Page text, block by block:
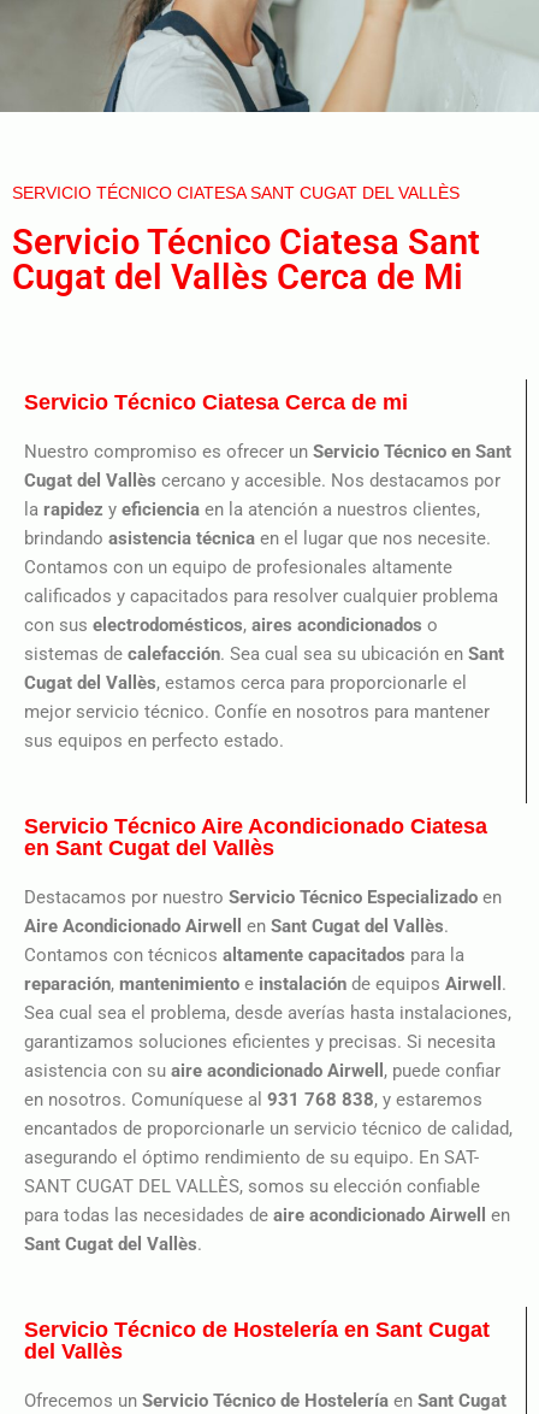
SERVICIO TÉCNICO CIATESA SANT CUGAT DEL VALLÈS
Servicio Técnico Ciatesa Sant
Cugat del Vallès Cerca de Mi
Servicio Técnico Ciatesa Cerca de mi
Nuestro compromiso es ofrecer un Servicio Técnico en Sant
Cugat del Vallès cercano y accesible. Nos destacamos por
la rapidez y eficiencia en la atención a nuestros clientes,
brindando asistencia técnica en el lugar que nos necesite.
Contamos con un equipo de profesionales altamente
calificados y capacitados para resolver cualquier problema
con sus electrodomésticos, aires acondicionados o
sistemas de calefacción. Sea cual sea su ubicación en Sant
Cugat del Vallès, estamos cerca para proporcionarle el
mejor servicio técnico. Confíe en nosotros para mantener
sus equipos en perfecto estado.
Servicio Técnico Aire Acondicionado Ciatesa
en Sant Cugat del Vallès
Destacamos por nuestro Servicio Técnico Especializado en
Aire Acondicionado Airwell
en Sant Cugat del Vallès.
Contamos con técnicos altamente capacitados para la
reparación, mantenimiento e instalación de equipos Airwell .
Sea cual sea el problema, desde averías hasta instalaciones,
garantizamos soluciones eficientes y precisas. Si necesita
asistencia con su aire acondicionado Airwell , puede confiar
en nosotros. Comuníquese al 931 768 838, y estaremos
encantados de proporcionarle un servicio técnico de calidad,
asegurando el óptimo rendimiento de su equipo. En SAT-
SANT CUGAT DEL VALLÈS, somos su elección confiable
para todas las necesidades de aire acondicionado Airwell
en
Sant Cugat del Vallès.
Servicio Técnico de Hostelería en Sant Cugat
del Vallès
Ofrecemos un Servicio Técnico de Hostelería en Sant Cugat